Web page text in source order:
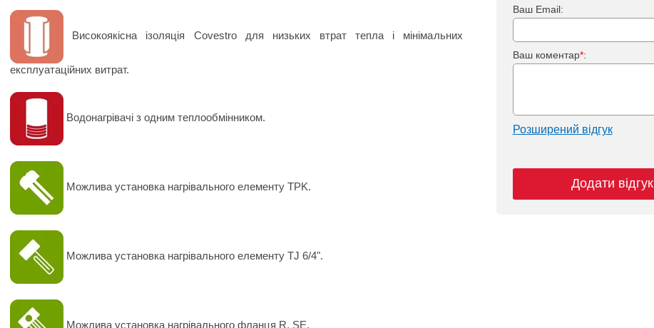
Високоякісна ізоляція Covestro для низьких втрат тепла і мінімальних
експлуатаційних витрат.
Водонагрівачі з одним теплообмінником.
Можлива установка нагрівального елементу TPK.
Можлива установка нагрівального елементу TJ 6/4".
Можлива установка нагрівального фланця R, SE.
Ваш Email:
Ваш коментар*:
Розширений відгук
Додати відгук